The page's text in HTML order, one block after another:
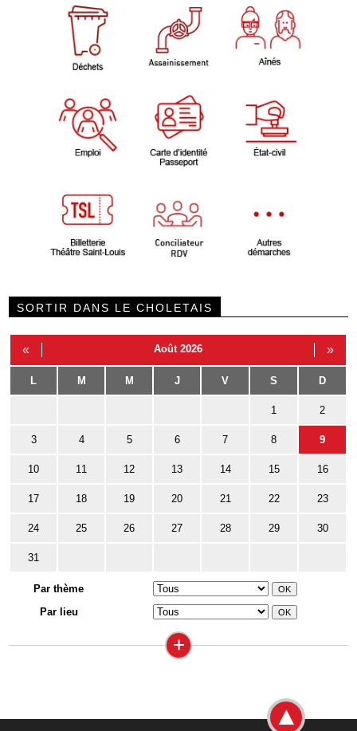
SORTIR DANS LE CHOLETAIS
« Août 2026 »
L M M J V S D
1 2
3 4 5 6 7 8 9
10 11 12 13 14 15 16
17 18 19 20 21 22 23
24 25 26 27 28 29 30
31
Par thème
Par lieu
+